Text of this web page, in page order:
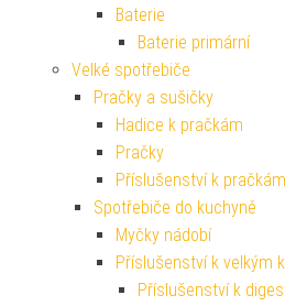
Baterie
Baterie primární
Velké spotřebiče
Pračky a sušičky
Hadice k pračkám
Pračky
Příslušenství k
Spotřebiče do kuchyně
Myčky nádobí
Příslušenství k velkým
Příslušenství k